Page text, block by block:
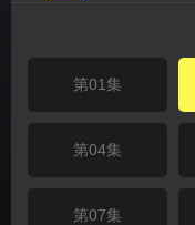
第01集
第04集
第07集